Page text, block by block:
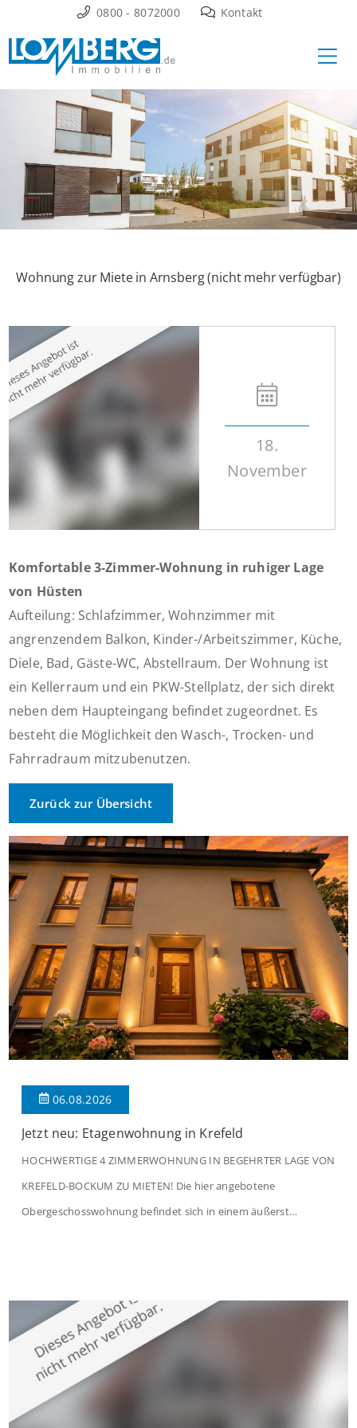
Inhalt
springen
0800 - 8072000 Kontakt
Wohnung zur Miete in Arnsberg (nicht mehr verfügbar)
18.
November
Komfortable 3-Zimmer-Wohnung in ruhiger Lage
von Hüsten
Aufteilung: Schlafzimmer, Wohnzimmer mit
angrenzendem Balkon, Kinder-/Arbeitszimmer, Küche,
Diele, Bad, Gäste-WC, Abstellraum. Der Wohnung ist
ein Kellerraum und ein PKW-Stellplatz, der sich direkt
neben dem Haupteingang befindet zugeordnet. Es
besteht die Möglichkeit den Wasch-, Trocken- und
Fahrradraum mitzubenutzen.
Zurück zur Übersicht
06.08.2026
Jetzt neu: Etagenwohnung in Krefeld
HOCHWERTIGE 4 ZIMMERWOHNUNG IN BEGEHRTER LAGE VON
KREFELD-BOCKUM ZU MIETEN! Die hier angebotene
Obergeschosswohnung befindet sich in einem äußerst
großzügige Räume und eine hochwertige Ausstattung, die
modernen Wohnkomfort mit einem stilvollen Ambiente
verbindet. Der […]